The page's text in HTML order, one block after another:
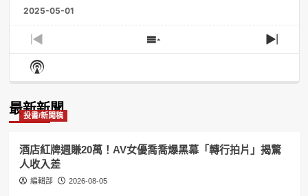
2025-05-01
Previous
Episode
Show
Episodes
Next
Show
Podcast
最新新聞
投書/新聞稿
酒店紅牌週賺20萬！AV女優喬喬爆黑幕「轉行拍片」揭驚
人收入差
編輯部 2026-08-05